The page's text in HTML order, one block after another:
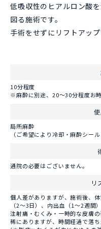
低吸収性のヒアルロン酸
図る施術です。
手術をせずにリフトアッ
10分程度
※麻酔に別途、20～30分程度お時
局所麻酔
（ご希望により冷却・麻酔シー
通院の必要はございません。
リ
個人差がありますが、施術後、
（2～3日）、内出血（1～2週間
注射痛・むくみ・一時的な皮膚
稀にありますが、時間経過で落ち